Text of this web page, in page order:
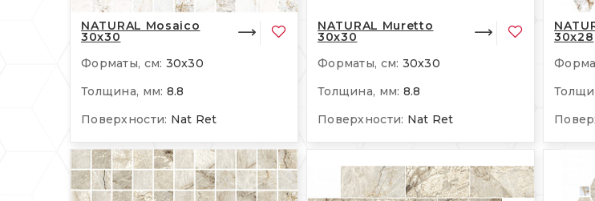
NATURAL Mosaico
30x30
Форматы, см: 30x30
Толщина, мм: 8.8
Поверхности: Nat Ret
NATURAL Muretto
30x30
Форматы, см: 30x30
Толщина, мм: 8.8
Поверхности: Nat Ret
30x28